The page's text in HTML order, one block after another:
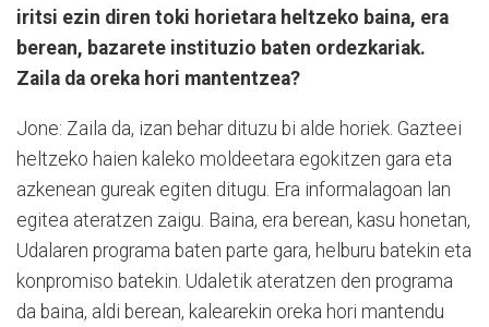
iritsi ezin diren toki horietara heltzeko baina, era
berean, bazarete instituzio baten ordezkariak.
Zaila da oreka hori mantentzea?
Jone: Zaila da, izan behar dituzu bi alde horiek. Gazteei
heltzeko haien kaleko moldeetara egokitzen gara eta
azkenean gureak egiten ditugu. Era informalagoan lan
egitea ateratzen zaigu. Baina, era berean, kasu honetan,
Udalaren programa baten parte gara, helburu batekin eta
konpromiso batekin. Udaletik ateratzen den programa
da baina, aldi berean, kalearekin oreka hori mantendu